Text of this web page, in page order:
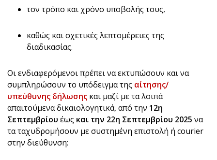
τον τρόπο και χρόνο υποβολής τους,
καθώς και σχετικές λεπτομέρειες της
διαδικασίας.
Οι ενδιαφερόμενοι πρέπει να εκτυπώσουν και να
συμπληρώσουν το υπόδειγμα της αίτησης/
υπεύθυνης δήλωσης και μαζί με τα λοιπά
απαιτούμενα δικαιολογητικά, από την 12η
Σεπτεμβρίου έως και την 22η Σεπτεμβρίου 2025 να
τα ταχυδρομήσουν με συστημένη επιστολή ή courier
στην διεύθυνση: